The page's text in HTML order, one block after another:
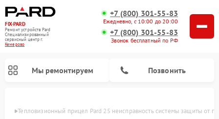
FIX-PARD
Ремонт устройств Pard
Специализированный
cервисный центр г.
Кемерово
+7 (800) 301-55-83
Ежедневно, с 10:00 до 20:00
+7 (800) 301-55-83
Звонок бесплатный по РФ
Мы ремонтируем Позвонить
Тепловизионный прицел Pard 25 неисправность системы защиты от